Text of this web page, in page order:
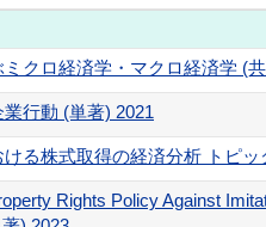
クロ経済学・マクロ経済学 (
行動 (単著) 2021
る株式取得の経済分析 トピ
Rights Policy Against